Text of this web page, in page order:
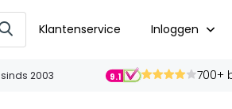
Klantenservice Inloggen
2003 9.1
700+